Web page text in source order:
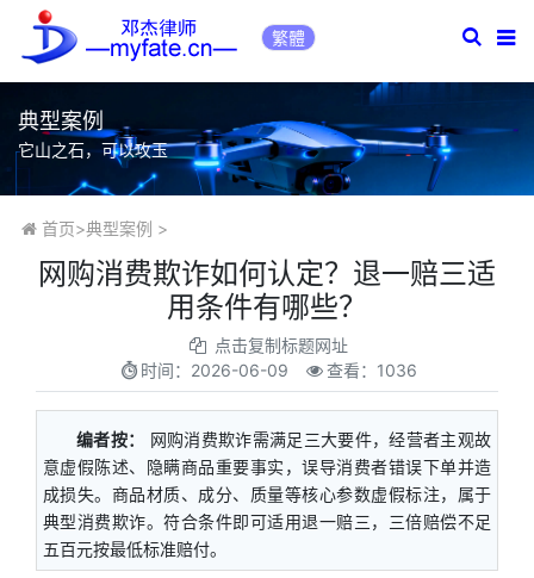
繁體
典型案例
它山之石，可以攻玉
首页>典型案例 >
网购消费欺诈如何认定？退一赔三适
用条件有哪些？
点击复制标题网址
时间： 2026-06-09 查看：1036
编者按：
网购消费欺诈需满足三大要件，经营者主观故
意虚假陈述、隐瞒商品重要事实，误导消费者错误下单并造
成损失。商品材质、成分、质量等核心参数虚假标注，属于
典型消费欺诈。符合条件即可适用退一赔三，三倍赔偿不足
五百元按最低标准赔付。